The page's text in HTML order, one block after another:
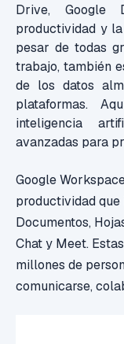
Drive,
productividad y
pesar de todas
trabajo, también
de los datos
plataformas.
inteligencia
avanzadas para
Google
productividad que
Documentos,
Chat y Meet.
millones de
comunicarse,